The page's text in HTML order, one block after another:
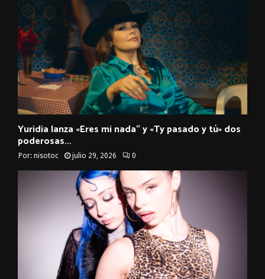
Yuridia lanza «Eres mi nada” y «Ty pasado y tú» dos
poderosas...
Por: nisotoc julio 29, 2026 0